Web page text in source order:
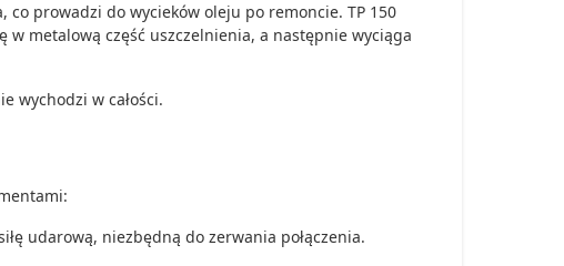
prowadzi do wycieków oleju po remoncie. TP 150
w metalową część uszczelnienia, a następnie wyciąga
wychodzi w całości.
udarową, niezbędną do zerwania połączenia.